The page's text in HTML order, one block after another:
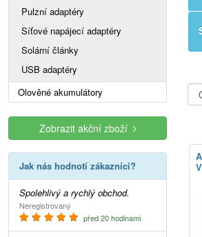
Pulzní adaptéry
Síťové napájecí adaptéry
Solární články
USB adaptéry
Olověné akumulátory
Zobrazit akční zboží
Jak nás hodnotí zákazníci?
Spolehlivý a rychlý obchod.
Neregistrovaný
před 20 hodinami